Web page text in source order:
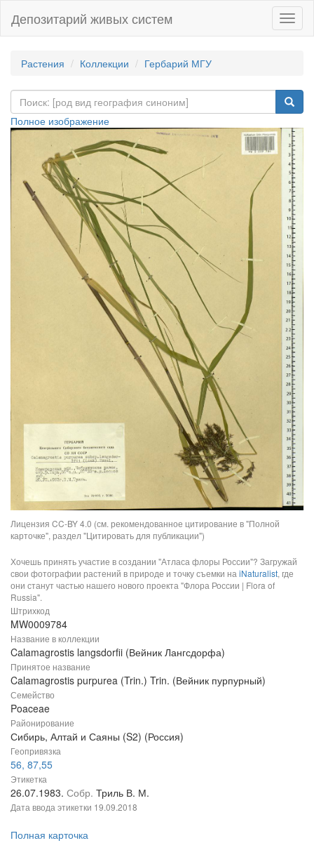
Депозитарий живых систем
Растения Коллекции Гербарий МГУ
Полное изображение
Лицензия CC-BY 4.0 (см. рекомендованное цитирование в "Полной
карточке", раздел "Цитировать для публикации")
Хочешь принять участие в создании "Атласа флоры России"? Загружай
свои фотографии растений в природе и точку съемки на iNaturalist, где
они станут частью нашего нового проекта "Флора России | Flora of
Russia".
Штрихкод
MW0009784
Название в коллекции
Calamagrostis langsdorfii (Вейник Лангсдорфа)
Принятое название
Calamagrostis purpurea (Trin.) Trin. (Вейник пурпурный)
Семейство
Poaceae
Районирование
Сибирь, Алтай и Саяны (S2) (Россия)
Геопривязка
56, 87,55
Этикетка
26.07.1983. Собр. Триль В. М.
Дата ввода этикетки 19.09.2018
Полная карточка